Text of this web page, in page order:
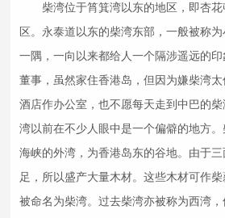
柴湾位于筲箕湾以东的地区，即杏
区。永泰道以东的柴湾东部，一般被称
一隅，一向以来都给人一个隔涉遥远的
董事，虽然家住香港岛，但因为嫌柴湾
酒店作办公室，也不愿每天走到中巴的
湾以前在不少人眼中是一个偏僻的地方
海峡的外湾，为香港岛东的谷地。由于
足，所以盛产大量木材。这些木材可作
被命名为柴湾。过去柴湾亦被称为西湾